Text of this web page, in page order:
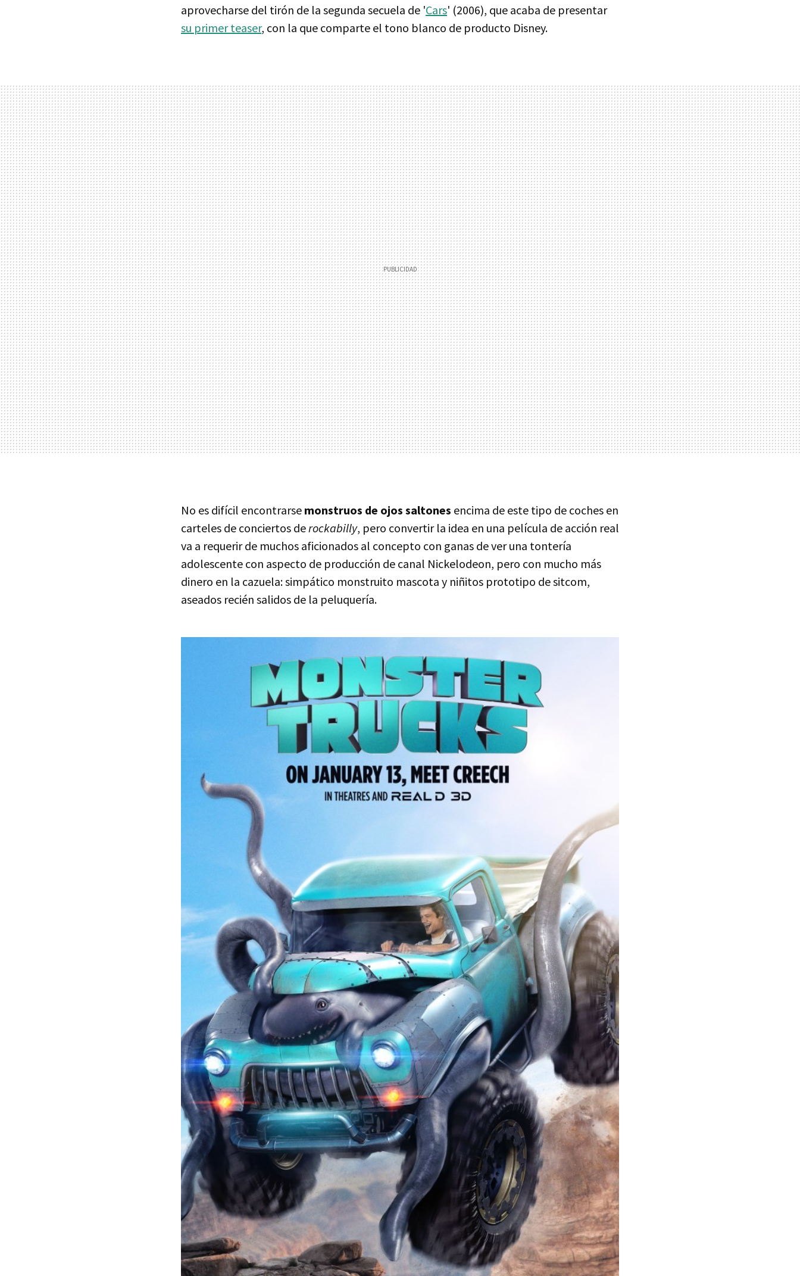
aprovecharse del tirón de la segunda secuela de 'Cars' (2006), que acaba de presentar
su primer teaser, con la que comparte el tono blanco de producto Disney.
No es difícil encontrarse monstruos de ojos saltones encima de este tipo de coches en
carteles de conciertos derockabilly, pero convertir la idea en una película de acción real
va a requerir de muchos aficionados al concepto con ganas de ver una tontería
adolescente con aspecto de producción de canal Nickelodeon, pero con mucho más
dinero en la cazuela: simpático monstruito mascota y niñitos prototipo de sitcom,
aseados recién salidos de la peluquería.